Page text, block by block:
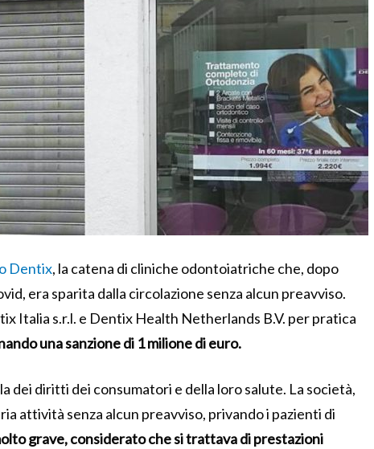
Dentix, la catena di cliniche odontoiatriche che, dopo
era sparita dalla circolazione senza alcun preavviso.
Italia s.r.l. e Dentix Health Netherlands B.V. per pratica
una sanzione di 1 milione di euro.
dei diritti dei consumatori e della loro salute. La società,
attività senza alcun preavviso, privando i pazienti di
grave, considerato che si trattava di prestazioni